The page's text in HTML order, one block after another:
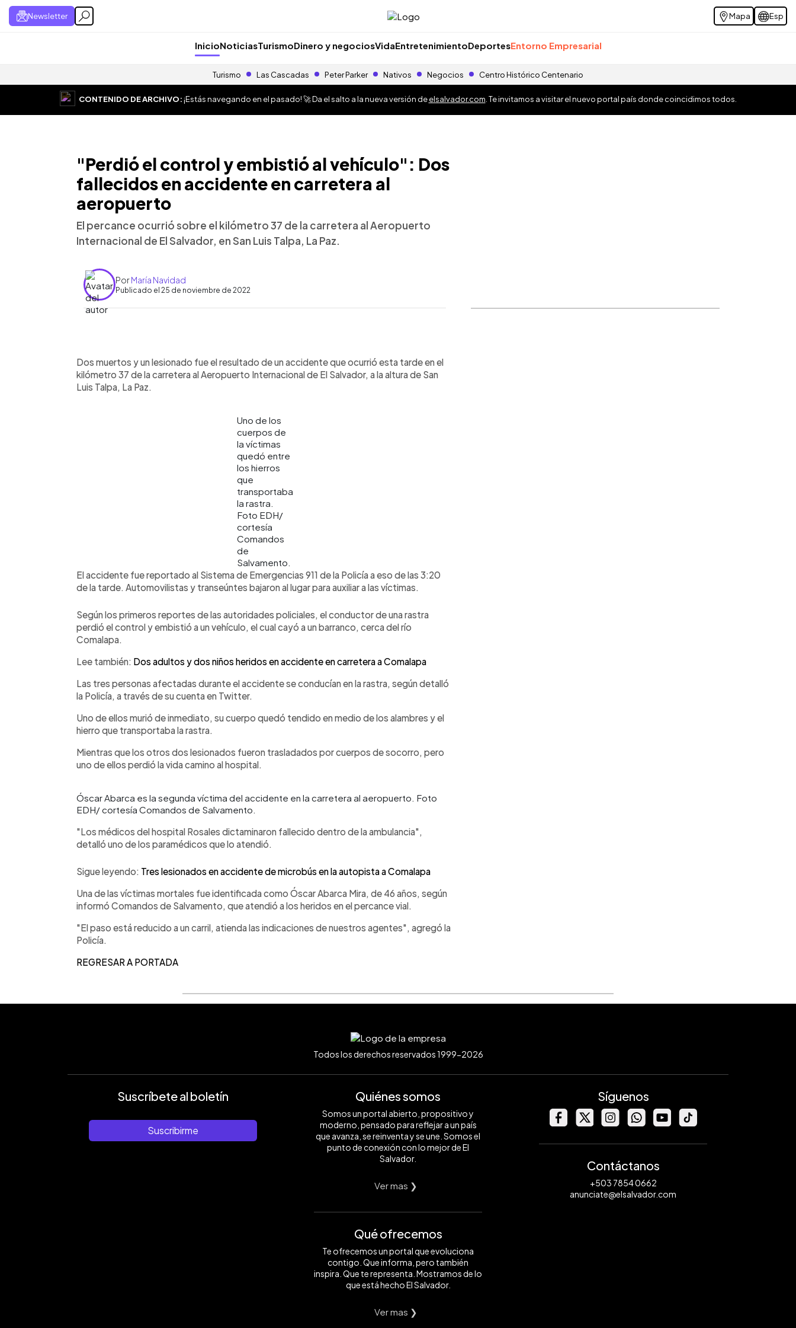
Newsletter Mapa Esp
InicioNoticiasTurismoDinero y negociosVidaEntretenimientoDeportesEntorno Empresarial
Turismo Las Cascadas Peter Parker Nativos Negocios Centro Histórico Centenario
CONTENIDO DE ARCHIVO:¡Estás navegando en el pasado! 🚀 Da el salto a la nueva versión deelsalvador.com . Te invitamos a visitar el nuevo portal país donde coincidimos todos.
"Perdió el control y embistió al vehículo": Dos
fallecidos en accidente en carretera al
aeropuerto
El percance ocurrió sobre el kilómetro 37 de la carretera al Aeropuerto
Internacional de El Salvador, en San Luis Talpa, La Paz.
PorMaría Navidad
Publicado el 25 de noviembre de 2022
► Escuchar artículo
Dos muertos y un lesionado fue el resultado de un accidente que ocurrió esta tarde en el
kilómetro 37 de la carretera al Aeropuerto Internacional de El Salvador, a la altura de San
Luis Talpa, La Paz.
Uno de los
cuerpos de
la víctimas
quedó entre
los hierros
que
transportaba
la rastra.
Foto EDH/
cortesía
Comandos
de
Salvamento.
El accidente fue reportado al Sistema de Emergencias 911 de la Policía a eso de las 3:20
de la tarde. Automovilistas y transeúntes bajaron al lugar para auxiliar a las víctimas.
Según los primeros reportes de las autoridades policiales, el conductor de una rastra
perdió el control y embistió a un vehículo, el cual cayó a un barranco, cerca del río
Comalapa.
Lee también: Dos adultos y dos niños heridos en accidente en carretera a Comalapa
Las tres personas afectadas durante el accidente se conducían en la rastra, según detalló
la Policía, a través de su cuenta en Twitter.
Uno de ellos murió de inmediato, su cuerpo quedó tendido en medio de los alambres y el
hierro que transportaba la rastra.
Mientras que los otros dos lesionados fueron trasladados por cuerpos de socorro, pero
uno de ellos perdió la vida camino al hospital.
Óscar Abarca es la segunda víctima del accidente en la carretera al aeropuerto. Foto
EDH/ cortesía Comandos de Salvamento.
"Los médicos del hospital Rosales dictaminaron fallecido dentro de la ambulancia",
detalló uno de los paramédicos que lo atendió.
Sigue leyendo: Tres lesionados en accidente de microbús en la autopista a Comalapa
Una de las víctimas mortales fue identificada como Óscar Abarca Mira, de 46 años, según
informó Comandos de Salvamento, que atendió a los heridos en el percance vial.
"El paso está reducido a un carril, atienda las indicaciones de nuestros agentes", agregó la
Policía.
REGRESAR A PORTADA
Todos los derechos reservados 1999-2026
Suscríbete al boletín
Suscribirme
Quiénes somos
Somos un portal abierto, propositivo y
moderno, pensado para reflejar a un país
que avanza, se reinventa y se une. Somos el
punto de conexión con lo mejor de El
Salvador.
Ver mas ❯
Qué ofrecemos
Te ofrecemos un portal que evoluciona
contigo. Que informa, pero también
inspira. Que te representa. Mostramos de lo
que está hecho El Salvador.
Ver mas ❯
Síguenos
Contáctanos
+503 7854 0662
anunciate@elsalvador.com